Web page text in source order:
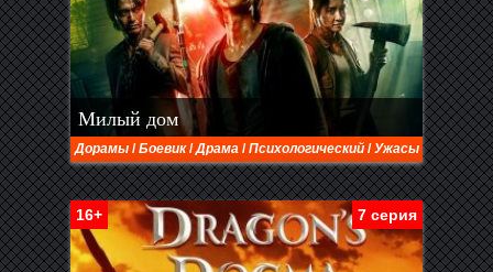
Милый дом
Дорамы /Боевик/Драма /Психологический /Ужасы
7 серия
16+